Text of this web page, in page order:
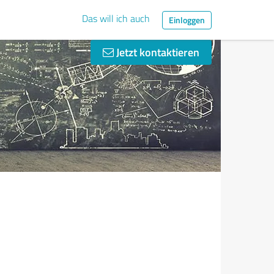
Das will ich auch Einloggen
Jetzt kontaktieren